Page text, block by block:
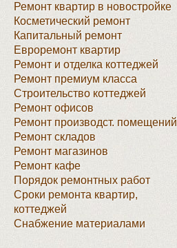
Ремонт квартир в новостройке
Косметический ремонт
Капитальный ремонт
Евроремонт квартир
Ремонт и отделка коттеджей
Ремонт премиум класса
Строительство коттеджей
Ремонт офисов
Ремонт производст. помещений
Ремонт складов
Ремонт магазинов
Ремонт кафе
Порядок ремонтных работ
Сроки ремонта квартир,
коттеджей
Снабжение материалами